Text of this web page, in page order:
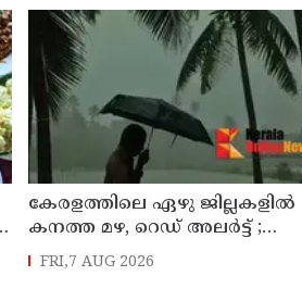
കേരളത്തിലെ ഏഴു ജില്ലകളിൽ
കനത്ത മഴ, റെഡ് അലർട്ട് ;
നാലുജില്ലകളിൽ
കടലാക്രമണത്തിന് സാധ്യത
FRI,7 AUG 2026